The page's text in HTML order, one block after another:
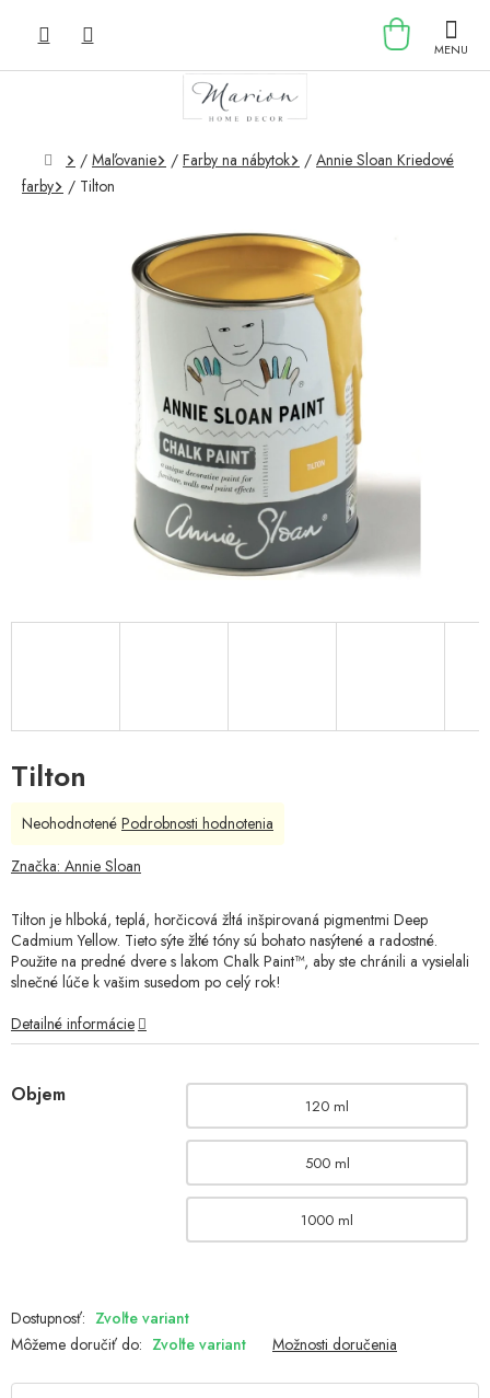
KOŠÍK
Domov
/ Maľovanie / Farby na nábytok / Annie Sloan Kriedové
farby
/ Tilton
Tilton
Objem 120 ml
500 ml
1000 ml
Zvoľte variant
Môžeme doručiť do: Zvoľte variant Možnosti doručenia
Tilton je hlboká, teplá, horčicová žltá inšpirovaná pigmentmi Deep
Cadmium Yellow. Tieto sýte žlté tóny sú bohato nasýtené a radostné.
Použite na predné dvere s lakom Chalk Paint™, aby ste chránili a vysielali
slnečné lúče k vašim susedom po celý rok!
Detailné informácie
Priemerné
produktu
z
5
hviezdičiek.
Neohodnotené Podrobnosti hodnotenia
Značka: Annie Sloan